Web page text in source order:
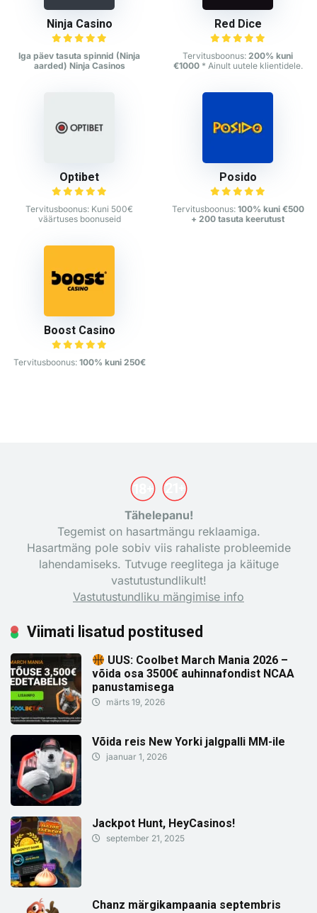
Ninja Casino
Iga päev tasuta spinnid (Ninja
aarded) Ninja Casinos
Red Dice
Tervitusboonus: 200% kuni
€1000* Ainult uutele klientidele.
Optibet
Tervitusboonus: Kuni 500€
väärtuses boonuseid
Posido
Tervitusboonus: 100% kuni €500
+ 200 tasuta keerutust
Boost Casino
Tervitusboonus: 100% kuni 250€
Tähelepanu!
Tegemist on hasartmängu reklaamiga.
Hasartmäng pole sobiv viis rahaliste probleemide
lahendamiseks. Tutvuge reeglitega ja käituge
vastutustundlikult!
Vastutustundliku mängimise info
Viimati lisatud postitused
UUS: Coolbet March Mania 2026 –
võida osa 3500€ auhinnafondist NCAA
panustamisega
märts 19, 2026
Võida reis New Yorki jalgpalli MM-ile
jaanuar 1, 2026
Jackpot Hunt, HeyCasinos!
september 21, 2025
Chanz märgikampaania septembris